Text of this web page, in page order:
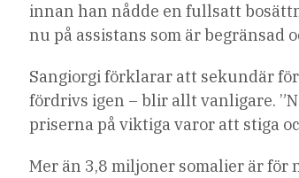
innan han nådde en fullsatt
nu på assistans som är begränsad
Sangiorgi förklarar att sekundär
fördrivs igen – blir allt vanligare.
priserna på viktiga varor att stiga
Mer än 3,8 miljoner somalier är